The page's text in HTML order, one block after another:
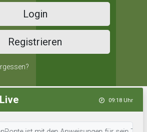
Login
Registrieren
09:18 Uhr